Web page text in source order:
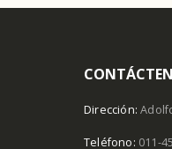
Dirección:
Teléfono: 011-